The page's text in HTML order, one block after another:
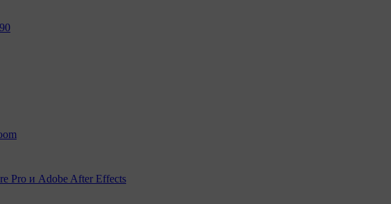
Pro и Adobe After Effects